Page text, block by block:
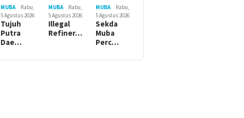
MUBA
Rabu,
5 Agustus 2026
Tujuh
Putra
Dae…
MUBA
Rabu,
5 Agustus 2026
Illegal
Refiner…
MUBA
Rabu,
5 Agustus 2026
Sekda
Muba
Perc…